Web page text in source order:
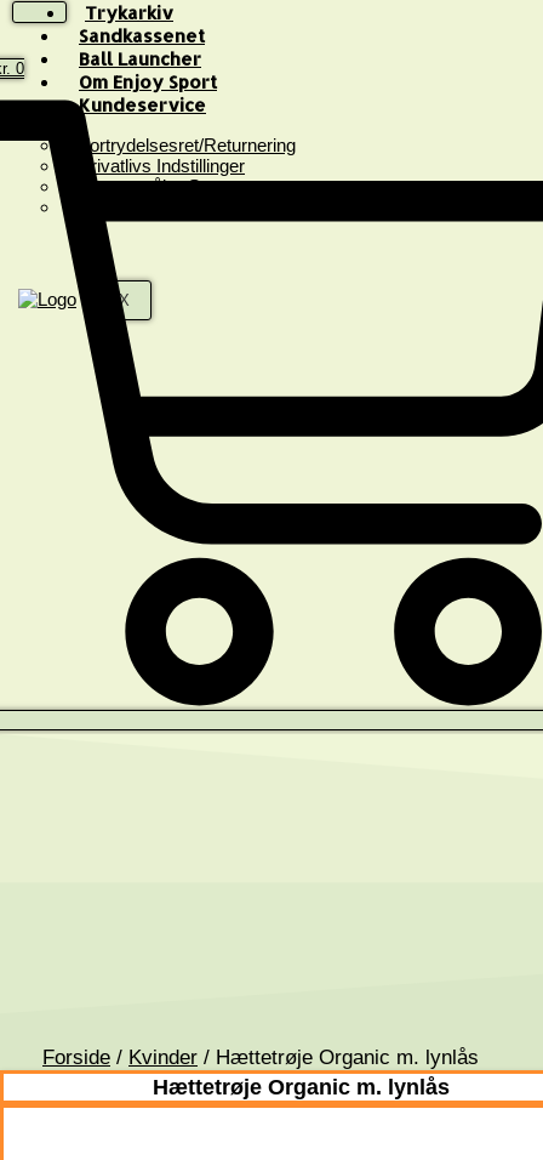
Trykarkiv
Sandkassenet
Ball Launcher
Om Enjoy Sport
Kundeservice
Fortrydelsesret/Returnering
Privatlivs Indstillinger
Spørgsmål & Svar
X
0
Forside / Kvinder / Hættetrøje Organic m. lynlås
Hættetrøje Organic m. lynlås